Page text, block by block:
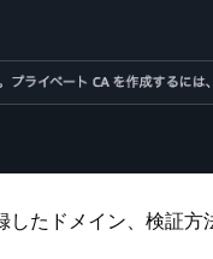
たドメイン、検証